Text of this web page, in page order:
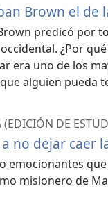
Brown el de
predicó por
¿Por
era uno de los
alguien pueda
(EDICIÓN DE
no dejar caer
emocionantes
misionero de